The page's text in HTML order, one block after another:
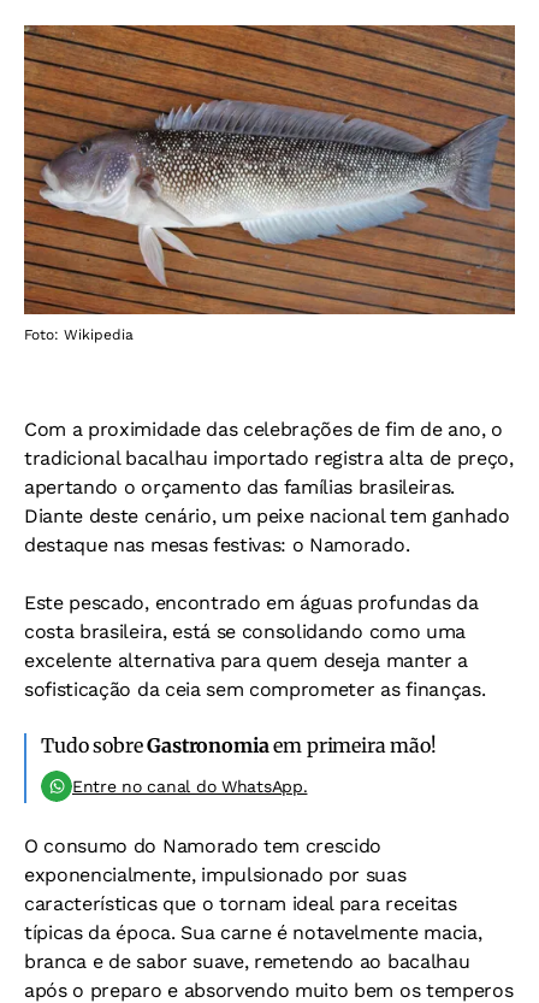
Foto: Wikipedia
Com a proximidade das celebrações de fim de ano, o
tradicional bacalhau importado registra alta de preço,
apertando o orçamento das famílias brasileiras.
Diante deste cenário, um peixe nacional tem ganhado
destaque nas mesas festivas: o Namorado.
Este pescado, encontrado em águas profundas da
costa brasileira, está se consolidando como uma
excelente alternativa para quem deseja manter a
sofisticação da ceia sem comprometer as finanças.
Tudo sobreGastronomia em primeira mão!
Entre no canal do WhatsApp.
O consumo do Namorado tem crescido
exponencialmente, impulsionado por suas
características que o tornam ideal para receitas
típicas da época. Sua carne é notavelmente macia,
branca e de sabor suave, remetendo ao bacalhau
após o preparo e absorvendo muito bem os temperos